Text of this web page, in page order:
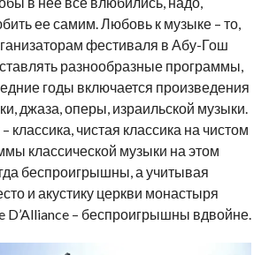
ее самим. Любовь к музыке – то,
фестиваля в Абу-Гош
разнообразные программы,
годы включается произведения
джаза, оперы, израильской музыки.
классика, чистая классика на чистом
классической музыки на этом
беспроигрышны, а учитывая
и акустику церкви монастыря
D’Alliance – беспроигрышны вдвойне.